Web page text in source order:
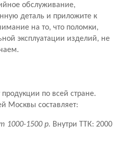
обслуживание,
деталь и приложите к
на то, что поломки,
эксплуатации изделий, не
по всей стране.
Москвы составляет:
1000-1500 р. Внутри ТТК: 2000